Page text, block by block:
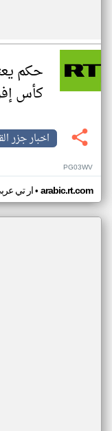
حكم
كأس
اخبار جزر
PG03WV
ار تي• arabic.rt.com